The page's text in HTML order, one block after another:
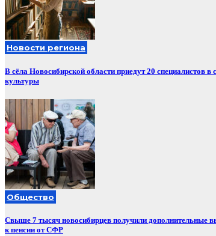
Новости региона
В сёла Новосибирской области приедут 20 специалистов в
культуры
Общество
Свыше 7 тысяч новосибирцев получили дополнительные
к пенсии от СФР